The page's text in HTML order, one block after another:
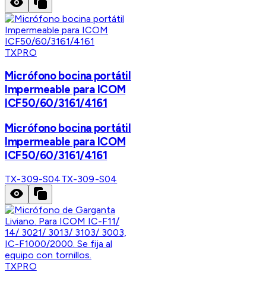
TXPRO
Micrófono bocina portátil
Impermeable para ICOM
ICF50/60/3161/4161
Micrófono bocina portátil
Impermeable para ICOM
ICF50/60/3161/4161
TX-309-S04TX-309-S04
TXPRO